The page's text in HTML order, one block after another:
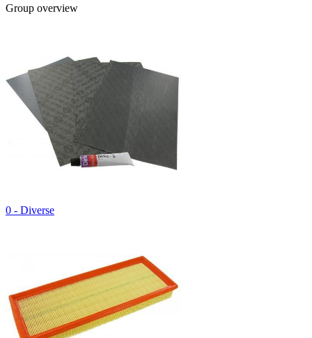
Group overview
0 - Diverse